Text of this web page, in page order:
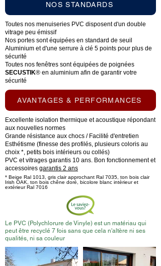
NOS STANDARDS
Toutes nos menuiseries PVC disposent d'un double
vitrage peu émissif
Nos portes sont équipées en standard de seuil
Aluminium et d'une serrure à clé 5 points pour plus de
sécurité
Toutes nos fenêtres sont équipées de poignées
SECUSTIK® en aluminium afin de garantir votre
sécurité
AVANTAGES & PERFORMANCES
Excellente isolation thermique et acoustique répondant
aux nouvelles normes
Grande résistance aux chocs / Facilité d'entretien
Esthétisme (finesse des profilés, plusieurs coloris au
choix *, petits bois intérieurs ou collés)
PVC et vitrages garantis 10 ans. Bon fonctionnement et
accessoires garantis 2 ans
* Beige Ral 1013, gris clair approchant Ral 7035, ton bois clair
Irish OAK, ton bois chêne doré, bicolore blanc intèrieur et
extérieur Ral 7016
Le PVC (Polychlorure de Vinyle) est un matériau qui
peut être recyclé 7 fois sans que cela n'altère ni ses
qualités, ni sa couleur